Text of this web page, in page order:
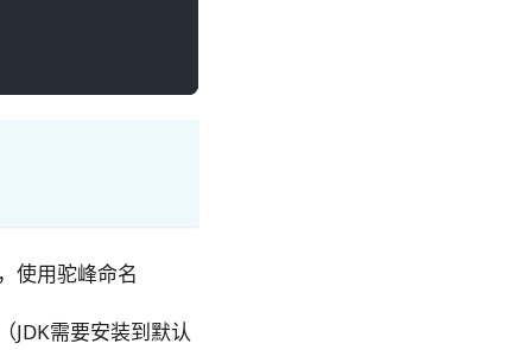
使用驼峰命名
JDK需要安装到默认